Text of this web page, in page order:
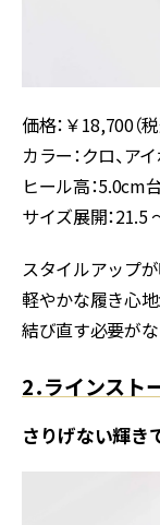
価格：￥18,700（税
カラー：クロ、ア
ヒール高：5.0cm
サイズ展開：21.5
スタイルアップ
軽やかな履き心
結び直す必要が
2．ラインスト
さりげない輝き